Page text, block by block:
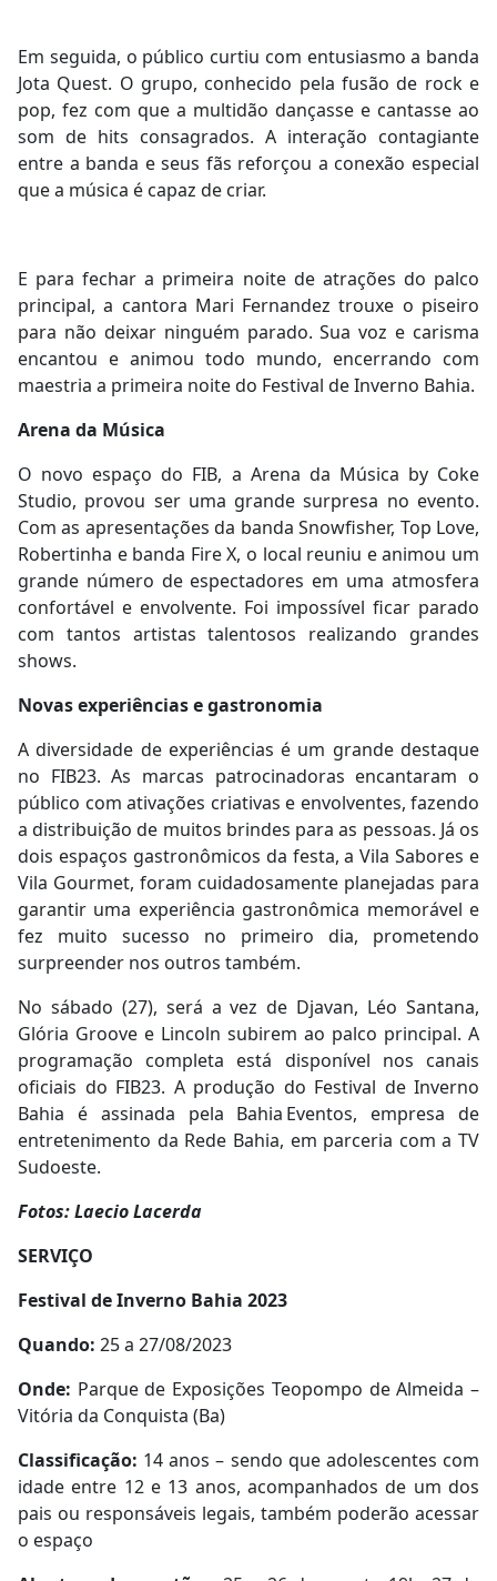
Em seguida, o público curtiu com entusiasmo a banda
Jota Quest. O grupo, conhecido pela fusão de rock e
pop, fez com que a multidão dançasse e cantasse ao
som de hits consagrados. A interação contagiante
entre a banda e seus fãs reforçou a conexão especial
que a música é capaz de criar.
E para fechar a primeira noite de atrações do palco
principal, a cantora Mari Fernandez trouxe o piseiro
para não deixar ninguém parado. Sua voz e carisma
encantou e animou todo mundo, encerrando com
maestria a primeira noite do Festival de Inverno Bahia.
Arena da Música
O novo espaço do FIB, a Arena da Música by Coke
Studio, provou ser uma grande surpresa no evento.
Com as apresentações da banda Snowfisher, Top Love,
Robertinha e banda Fire X, o local reuniu e animou um
grande número de espectadores em uma atmosfera
confortável e envolvente. Foi impossível ficar parado
com tantos artistas talentosos realizando grandes
shows.
Novas experiências e gastronomia
A diversidade de experiências é um grande destaque
no FIB23. As marcas patrocinadoras encantaram o
público com ativações criativas e envolventes, fazendo
a distribuição de muitos brindes para as pessoas. Já os
dois espaços gastronômicos da festa, a Vila Sabores e
Vila Gourmet, foram cuidadosamente planejadas para
garantir uma experiência gastronômica memorável e
fez muito sucesso no primeiro dia, prometendo
surpreender nos outros também.
No sábado (27), será a vez de Djavan, Léo Santana,
Glória Groove e Lincoln subirem ao palco principal. A
programação completa está disponível nos canais
oficiais do FIB23. A produção do Festival de Inverno
Bahia é assinada pela Bahia Eventos, empresa de
entretenimento da Rede Bahia, em parceria com a TV
Sudoeste.
Fotos: Laecio Lacerda
SERVIÇO
Festival de Inverno Bahia 2023
Quando: 25 a 27/08/2023
Onde: Parque de Exposições Teopompo de Almeida –
Vitória da Conquista (Ba)
Classificação: 14 anos – sendo que adolescentes com
idade entre 12 e 13 anos, acompanhados de um dos
pais ou responsáveis legais, também poderão acessar
o espaço